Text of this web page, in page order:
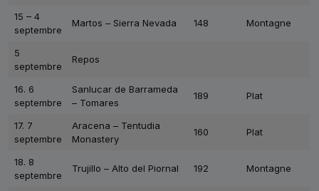
15 – 4
septembre
Martos – Sierra Nevada 148 Montagne
5
septembre
Repos
16. 6
septembre
Sanlucar de Barrameda
– Tomares
189 Plat
17. 7
septembre
Aracena – Tentudia
Monastery
160 Plat
18. 8
septembre
Trujillo – Alto del Piornal 192 Montagne